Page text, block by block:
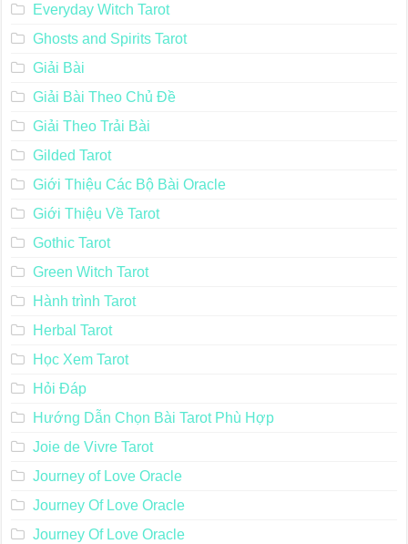
Everyday Witch Tarot
Ghosts and Spirits Tarot
Giải Bài
Giải Bài Theo Chủ Đề
Giải Theo Trải Bài
Gilded Tarot
Giới Thiệu Các Bộ Bài Oracle
Giới Thiệu Về Tarot
Gothic Tarot
Green Witch Tarot
Hành trình Tarot
Herbal Tarot
Học Xem Tarot
Hỏi Đáp
Hướng Dẫn Chọn Bài Tarot Phù Hợp
Joie de Vivre Tarot
Journey of Love Oracle
Journey Of Love Oracle
Journey Of Love Oracle